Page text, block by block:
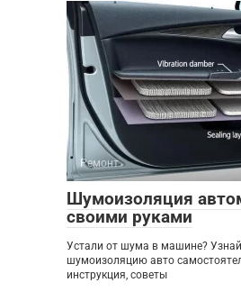
Ремонт
Шумоизоляция
своими руками
Устали от шума в машине?
шумоизоляцию авто
инструкция, советы